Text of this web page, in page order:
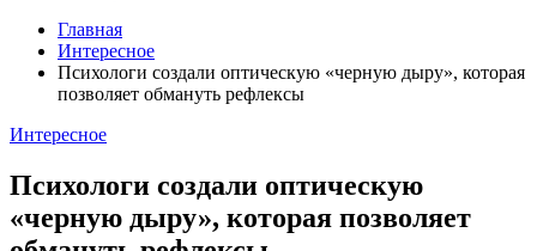
Главная
Интересное
Психологи создали оптическую «черную дыру», которая
позволяет обмануть рефлексы
Интересное
Психологи создали оптическую
«черную дыру», которая позволяет